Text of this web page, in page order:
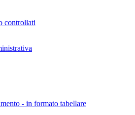
controllati
- in formato tabellare